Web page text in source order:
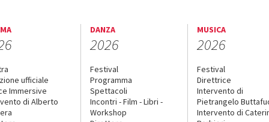
ufficiale
Immersive
di Alberto
DANZA
2026
Festival
Programma
Spettacoli
Incontri - Film - Libri -
Workshop
MUSICA
2026
Festival
Direttrice
Intervento di
Pietrangelo
Intervento di